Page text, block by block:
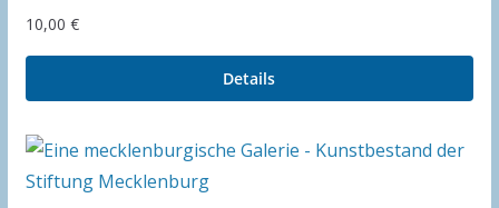
10,00 €
Details